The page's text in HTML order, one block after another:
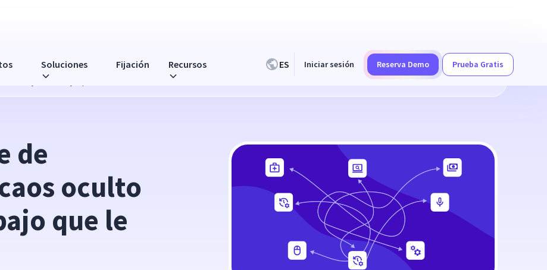
Soluciones Fijación Recursos ES Iniciar sesión Reserva Demo
Prueba Gratis
el flujo de trabajo que le cuesta
de
oculto
que le